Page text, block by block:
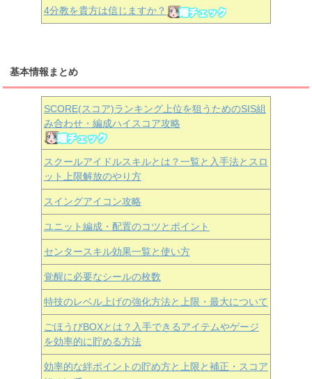
4分教を貴方は信じますか？
基本情報まとめ
SCORE(スコア)ランキング上位を狙うためのSIS組
み合わせ・編成ハイスコア攻略
スクールアイドルスキルとは？一覧と入手法とスロ
ット上限解放のやり方
スイングアイコン攻略
ユニット編成・配置のコツとポイント
センタースキル効果一覧と使い方
覚醒に必要なシールの枚数
特技のレベル上げの強化方法と上限・最大について
ごほうびBOXとは？入手できるアイテムやゲージ
を効率的に貯める方法
効率的な絆ポイントの貯め方と上限と補正・スコア